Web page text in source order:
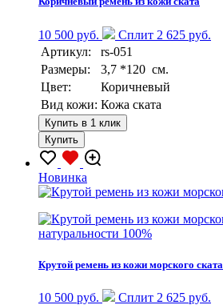
10 500 руб.
Сплит 2 625 руб.
Артикул:
rs-051
Размеры:
3,7 *120 см.
Цвет:
Коричневый
Вид кожи: Кожа ската
Купить в 1 клик
Купить
Новинка
натуральности 100%
Крутой ремень из кожи морского ската
10 500 руб.
Сплит 2 625 руб.